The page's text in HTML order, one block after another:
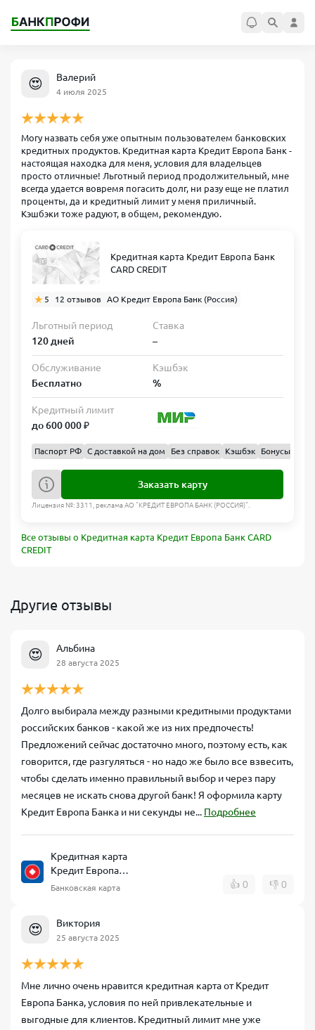
😍 Валерий
4 июля 2025
Могу назвать себя уже опытным пользователем банковских
кредитных продуктов. Кредитная карта Кредит Европа Банк -
настоящая находка для меня, условия для владельцев
просто отличные! Льготный период продолжительный, мне
всегда удается вовремя погасить долг, ни разу еще не платил
проценты, да и кредитный лимит у меня приличный.
Кэшбэки тоже радуют, в общем, рекомендую.
Кредитная карта Кредит Европа Банк
CARD CREDIT
5 12 отзывов АО Кредит Европа Банк (Россия)
Льготный период
120 дней
Ставка
–
Обслуживание
Бесплатно
Кэшбэк
%
Кредитный лимит
до 600 000 ₽
Паспорт РФ С доставкой на дом Без справок Кэшбэк Бонусы
Заказать карту
Лицензия №: 3311, реклама АО "КРЕДИТ ЕВРОПА БАНК (РОССИЯ)".
Все отзывы о Кредитная карта Кредит Европа Банк CARD
CREDIT
Другие отзывы
😍 Альбина
28 августа 2025
Долго выбирала между разными кредитными продуктами
российских банков - какой же из них предпочесть!
Предложений сейчас достаточно много, поэтому есть, как
говорится, где разгуляться - но надо же было все взвесить,
чтобы сделать именно правильный выбор и через пару
месяцев не искать снова другой банк! Я оформила карту
Кредит Европа Банка и ни секунды не... Подробнее
Кредитная карта
Кредит Европа
Банк CARD CREDIT
Банковская карта 👍 0 👎 0
😍 Виктория
25 августа 2025
Мне лично очень нравится кредитная карта от Кредит
Европа Банка, условия по ней привлекательные и
выгодные для клиентов. Кредитный лимит мне уже